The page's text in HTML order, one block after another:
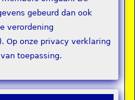
gebeurd dan ook
verordening
Op onze privacy verklaring
toepassing.